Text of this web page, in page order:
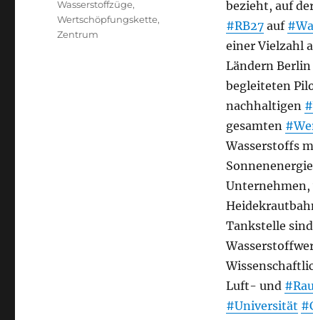
bezieht, auf
#RB27auf
einer Vielzahl
Ländern
begleiteten
nachhaltigen
gesamten
Wasserstoffs
Unternehmen,
Tankstelle
Luft- und
#Universität
Wasserstoffzüge,
Wertschöpfungskette,
Zentrum